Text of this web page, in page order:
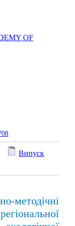
OF
Випуск
методічні